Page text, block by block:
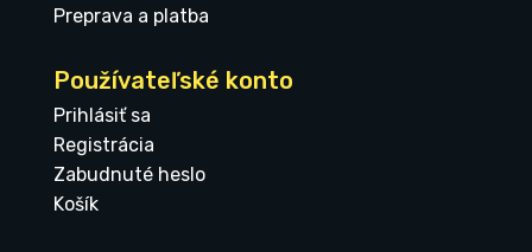
Preprava a platba
Používateľské konto
Prihlásiť sa
Registrácia
Zabudnuté heslo
Košík